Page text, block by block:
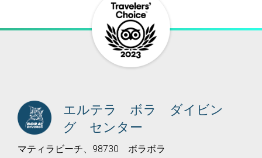
エルテラ ボラ ダイビン
グ センター
マティラビーチ、98730 ボラボラ